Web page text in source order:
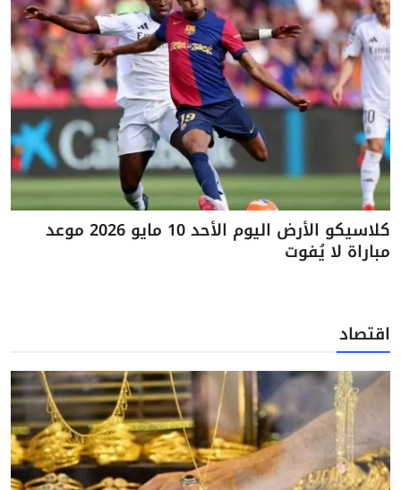
كلاسيكو الأرض اليوم الأحد 10 مايو 2026 موعد
مباراة لا يُفوت
اقتصاد